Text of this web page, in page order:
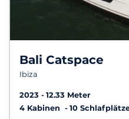
Bali Catspace
Ibiza
2023
12.33 Meter
4 Kabinen
10